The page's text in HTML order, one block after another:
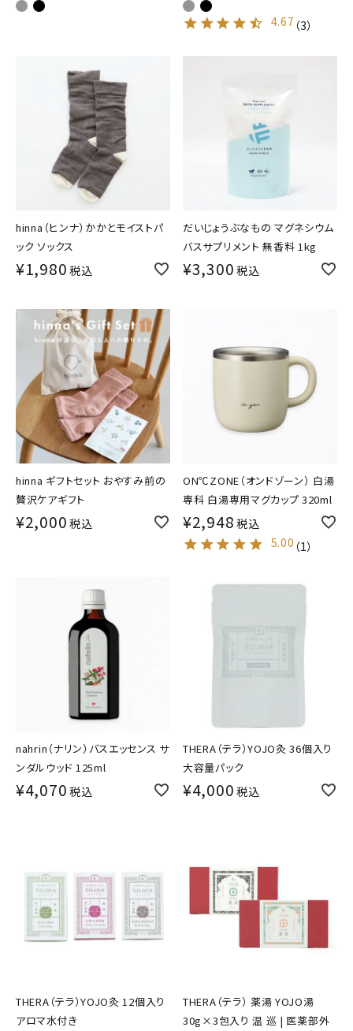
4.67 （3）
hinna（ヒンナ）かかとモイストパ
ック ソックス
¥1,980 税込
だいじょうぶなもの マグネシウム
バスサプリメント 無香料 1kg
¥3,300 税込
hinna ギフトセット おやすみ前の
贅沢ケアギフト
¥2,000 税込
ON℃ZONE（オンドゾーン） 白湯
専科 白湯専用マグカップ 320ml
¥2,948 税込
5.00 （1）
nahrin（ナリン）バスエッセンス サ
ンダルウッド 125ml
¥4,070 税込
THERA（テラ）YOJO灸 36個入り
大容量パック
¥4,000 税込
THERA（テラ）YOJO灸 12個入り
アロマ水付き
THERA（テラ） 薬湯 YOJO湯
30g×3包入り 温 巡 | 医薬部外